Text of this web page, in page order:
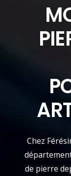
Chez
de pierre